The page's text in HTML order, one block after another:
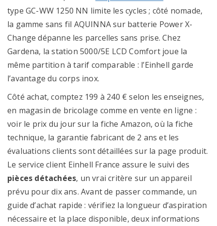
type GC-WW 1250 NN limite les cycles ; côté nomade,
la gamme sans fil AQUINNA sur batterie Power X-
Change dépanne les parcelles sans prise. Chez
Gardena, la station 5000/5E LCD Comfort joue la
même partition à tarif comparable : l’Einhell garde
l’avantage du corps inox.
Côté achat, comptez 199 à 240 € selon les enseignes,
en magasin de bricolage comme en vente en ligne :
voir le prix du jour sur la fiche Amazon, où la fiche
technique, la garantie fabricant de 2 ans et les
évaluations clients sont détaillées sur la page produit.
Le service client Einhell France assure le suivi des
pièces détachées, un vrai critère sur un appareil
prévu pour dix ans. Avant de passer commande, un
guide d’achat rapide : vérifiez la longueur d’aspiration
nécessaire et la place disponible, deux informations